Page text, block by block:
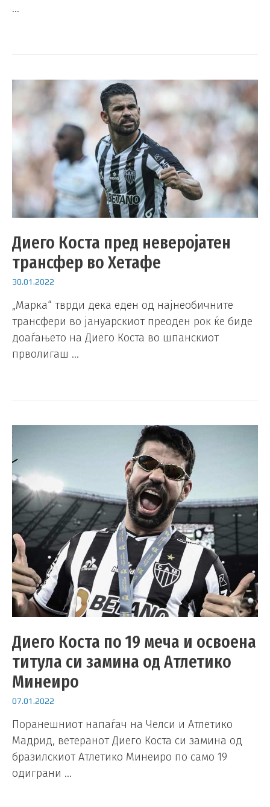
…
Диего Коста пред неверојатен
трансфер во Хетафе
30.01.2022
„Марка“ тврди дека еден од најнеобичните
трансфери во јануарскиот преоден рок ќе биде
доаѓањето на Диего Коста во шпанскиот
прволигаш …
Диего Коста по 19 меча и освоена
титула си замина од Атлетико
Минеиро
07.01.2022
Поранешниот напаѓач на Челси и Атлетико
Мадрид, ветеранот Диего Коста си замина од
бразилскиот Атлетико Минеиро по само 19
одиграни …